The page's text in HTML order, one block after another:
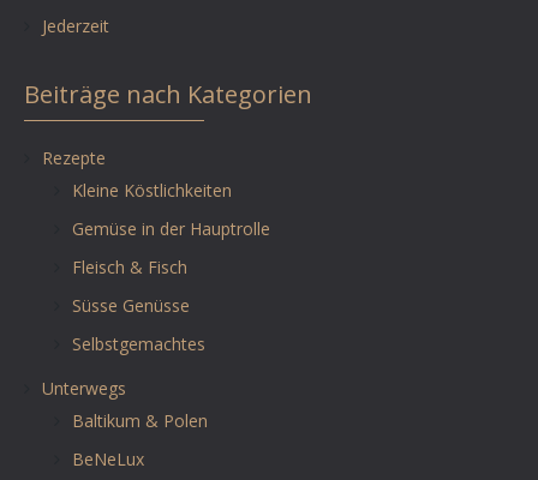
Jederzeit
Beiträge nach Kategorien
Rezepte
Kleine Köstlichkeiten
Gemüse in der Hauptrolle
Fleisch & Fisch
Süsse Genüsse
Selbstgemachtes
Unterwegs
Baltikum & Polen
BeNeLux